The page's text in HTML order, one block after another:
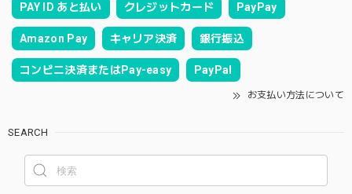
PAY ID あと払い クレジットカード PayPay
Amazon Pay キャリア決済 銀行振込
コンビニ決済またはPay-easy PayPal
お支払い方法について
SEARCH